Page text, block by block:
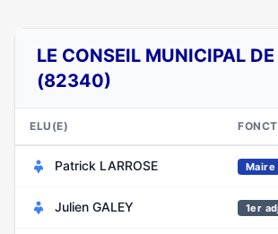
LE CONSEIL MUNICIPAL
(82340)
ELU(E)
Patrick LARROSE Maire
Julien GALEY 1er